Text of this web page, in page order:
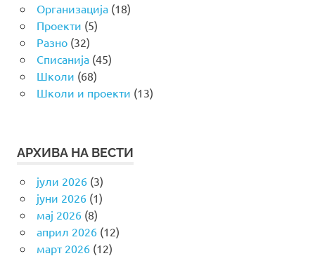
Организација(18)
Проекти (5)
Разно(32)
Списанија(45)
Школи (68)
Школи и проекти (13)
АРХИВА НА ВЕСТИ
јули 2026(3)
јуни 2026(1)
мај 2026(8)
април 2026(12)
март 2026(12)